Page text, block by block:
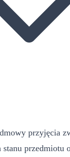
przyjęcia
stanu przedmiotu